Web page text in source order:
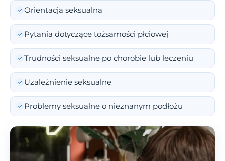
Orientacja seksualna
Pytania dotyczące tożsamości płciowej
Trudności seksualne po chorobie lub leczeniu
Uzależnienie seksualne
Problemy seksualne o nieznanym podłożu